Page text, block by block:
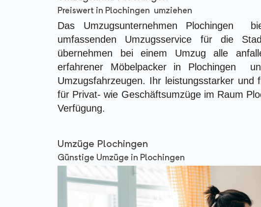
Preiswert in Plochingen umziehen
Das Umzugsunternehmen Plochingen
umfassenden Umzugsservice für die
übernehmen bei einem Umzug alle
erfahrener Möbelpacker in Plochingen
Umzugsfahrzeugen. Ihr leistungsstarker und
für Privat- wie Geschäftsumzüge im Raum
Verfügung.
Umzüge Plochingen
Günstige Umzüge in Plochingen